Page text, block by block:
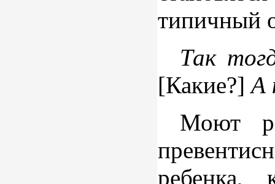
типичный
Так
[Какие?] А
Моют
ребенка,